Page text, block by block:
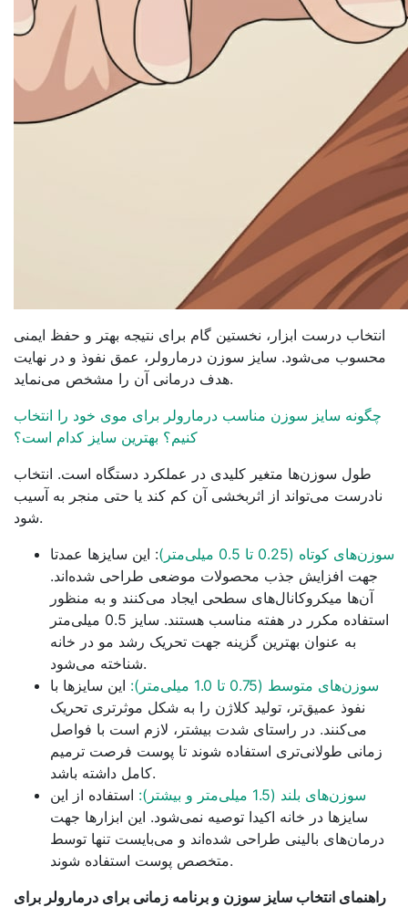
انتخاب درست ابزار، نخستین گام برای نتیجه بهتر و حفظ ایمنی
محسوب می‌شود. سایز سوزن درمارولر، عمق نفوذ و در نهایت
هدف درمانی آن را مشخص می‌نماید.
چگونه سایز سوزن مناسب درمارولر برای موی خود را انتخاب
کنیم؟ بهترین سایز کدام است؟
طول سوزن‌ها متغیر کلیدی در عملکرد دستگاه است. انتخاب
نادرست می‌تواند از اثربخشی آن کم کند یا حتی منجر به آسیب
شود.
سوزن‌های کوتاه (0.25 تا 0.5 میلی‌متر)
: این سایزها عمدتا
جهت افزایش جذب محصولات موضعی طراحی شده‌اند.
آن‌ها میکروکانال‌های سطحی ایجاد می‌کنند و به منظور
استفاده مکرر در هفته مناسب هستند. سایز 0.5 میلی‌متر
به عنوان بهترین گزینه جهت تحریک رشد مو در خانه
شناخته می‌شود.
سوزن‌های متوسط (0.75 تا 1.0 میلی‌متر):
این سایزها با
نفوذ عمیق‌تر، تولید کلاژن را به شکل موثرتری تحریک
می‌کنند. در راستای شدت بیشتر، لازم است با فواصل
زمانی طولانی‌تری استفاده شوند تا پوست فرصت ترمیم
کامل داشته باشد.
سوزن‌های بلند (1.5 میلی‌متر و بیشتر):
استفاده از این
سایزها در خانه اکیدا توصیه نمی‌شود. این ابزارها جهت
درمان‌های بالینی طراحی شده‌اند و می‌بایست تنها توسط
متخصص پوست استفاده شوند.
راهنمای انتخاب سایز سوزن و برنامه زمانی برای درمارولر برای